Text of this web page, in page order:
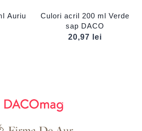
Auriu
Culori acril 200 ml Verde
sap DACO
20,97
lei